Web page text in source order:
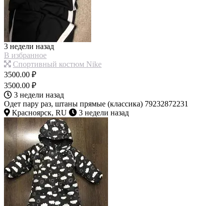
3 недели назад
В избранное
Спортивный костюм Nike
3500.00 ₽
3500.00 ₽
3 недели назад
Одет пару раз, штаны прямые (классика) 79232872231
Красноярск, RU
3 недели назад